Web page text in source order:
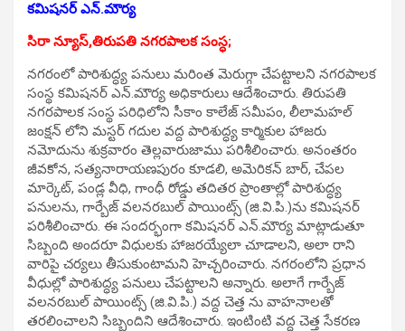
కమిషనర్ ఎన్.మౌర్య
సిరా న్యూస్,తిరుపతి నగరపాలక సంస్ధ;
నగరంలో పారిశుద్ధ్య పనులు మరింత మెరుగ్గా చేపట్టాలని నగరపాలక
సంస్థ కమిషనర్ ఎన్.మౌర్య అధికారులు ఆదేశించారు. తిరుపతి
నగరపాలక సంస్థ పరిధిలోని సీకాం కాలేజ్ సమీపం, లీలామహల్
జంక్షన్ లోని మస్టర్ గదుల వద్ద పారిశుద్ధ్య కార్మికుల హాజరు
నమోదును శుక్రవారం తెల్లవారుజాము పరిశీలించారు. అనంతరం
జీవకోన, సత్యనారాయణపురం కూడలి, అమెరికన్ బార్, చేపల
మార్కెట్, పండ్ల వీధి, గాంధీ రోడ్డు తదితర ప్రాంతాల్లో పారిశుద్ధ్య
పనులను, గార్బేజ్ వలనరబుల్ పాయింట్స్ (జి.వి.పి.)ను కమిషనర్
పరిశీలించారు. ఈ సందర్భంగా కమిషనర్ ఎన్.మౌర్య మాట్లాడుతూ
సిబ్బంది అందరూ విధులకు హాజరయ్యేలా చూడాలని, అలా రాని
వారిపై చర్యలు తీసుకుంటామని హెచ్చరించారు. నగరంలోని ప్రధాన
వీధుల్లో పారిశుద్ధ్య పనులు చేపట్టాలని అన్నారు. అలాగే గార్బేజ్
వలనరబుల్ పాయింట్స్ (జి.వి.పి.) వద్ద చెత్త ను వాహనాలతో
తరలించాలని సిబ్బందిని ఆదేశించారు. ఇంటింటి వద్ద చెత్త సేకరణ